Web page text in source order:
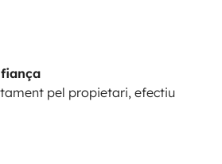
pel propietari, efectiu